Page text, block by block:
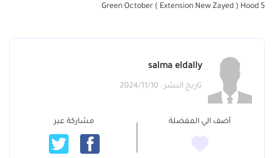
Green October ( Extension New Zayed ) Hood 5
salma eldally
تاريخ النشر : 2024/11/10
أضف الي المفضلة مشاركة عبر